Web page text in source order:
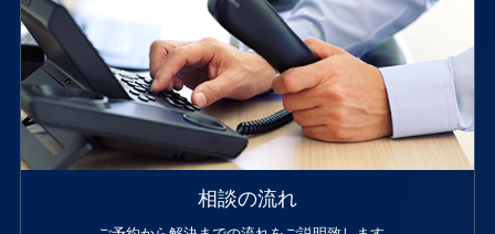
相談の流れ